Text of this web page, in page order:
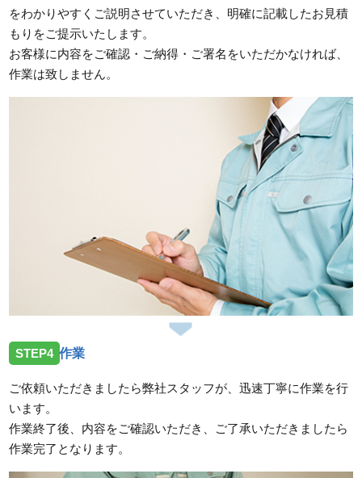
をわかりやすくご説明させていただき、明確に記載したお見積
もりをご提示いたします。
お客様に内容をご確認・ご納得・ご署名をいただかなければ、
作業は致しません。
STEP4 作業
ご依頼いただきましたら弊社スタッフが、迅速丁寧に作業を行
います。
作業終了後、内容をご確認いただき、ご了承いただきましたら
作業完了となります。